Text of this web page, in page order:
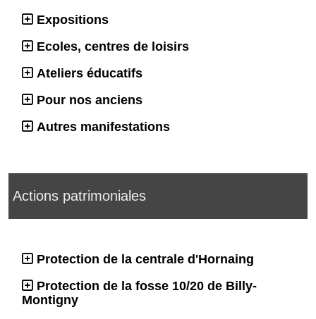
Expositions
Ecoles, centres de loisirs
Ateliers éducatifs
Pour nos anciens
Autres manifestations
Actions patrimoniales
Protection de la centrale d'Hornaing
Protection de la fosse 10/20 de Billy-
Montigny